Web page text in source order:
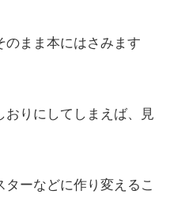
のまま本にはさみます
りにしてしまえば、見
ーなどに作り変えるこ